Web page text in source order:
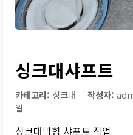
싱크대샤프트
카테고리: 싱크대 작성자:
일
싱크대막힘 샤프트 작업